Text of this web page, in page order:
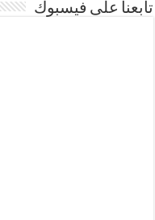
تابعنا على فيسبوك